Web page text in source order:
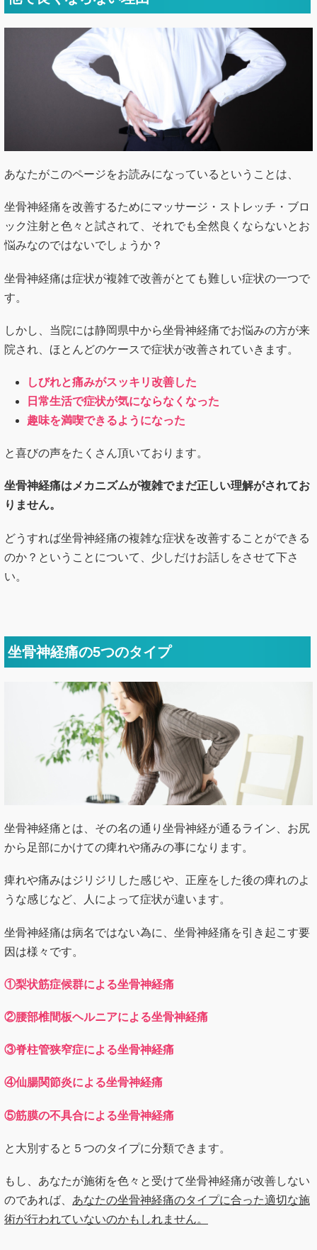
あなたがこのページをお読みになっているということは、
坐骨神経痛を改善するためにマッサージ・ストレッチ・ブロ
ック注射と色々と試されて、それでも全然良くならないとお
悩みなのではないでしょうか？
坐骨神経痛は症状が複雑で改善がとても難しい症状の一つで
す。
しかし、当院には静岡県中から坐骨神経痛でお悩みの方が来
院され、ほとんどのケースで症状が改善されていきます。
しびれと痛みがスッキリ改善した
日常生活で症状が気にならなくなった
趣味を満喫できるようになった
と喜びの声をたくさん頂いております。
坐骨神経痛はメカニズムが複雑でまだ正しい理解がされてお
りません。
どうすれば坐骨神経痛の複雑な症状を改善することができる
のか？ということについて、少しだけお話しをさせて下さ
い。
坐骨神経痛の5つのタイプ
坐骨神経痛とは、その名の通り坐骨神経が通るライン、お尻
から足部にかけての痺れや痛みの事になります。
痺れや痛みはジリジリした感じや、正座をした後の痺れのよ
うな感じなど、人によって症状が違います。
坐骨神経痛は病名ではない為に、坐骨神経痛を引き起こす要
因は様々です。
①梨状筋症候群による坐骨神経痛
②腰部椎間板ヘルニアによる坐骨神経痛
③脊柱管狭窄症による坐骨神経痛
④仙腸関節炎による坐骨神経痛
⑤筋膜の不具合による坐骨神経痛
と大別すると５つのタイプに分類できます。
もし、あなたが施術を色々と受けて坐骨神経痛が改善しない
のであれば、 あなたの坐骨神経痛のタイプに合った適切な施
術が行われていないのかもしれません。